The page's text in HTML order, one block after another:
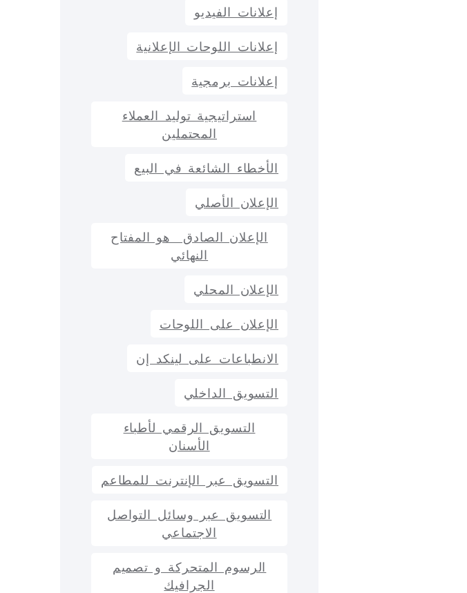
إعلانات الفيديو
إعلانات اللوحات الإعلانية
إعلانات برمجية
استراتيجية توليد العملاء
المحتملين
الأخطاء الشائعة في البيع
الإعلان الأصلي
الإعلان الصادق هو المفتاح
النهائي
الإعلان المحلي
الإعلان على اللوحات
الانطباعات على لينكد إن
التسويق الداخلي
التسويق الرقمي لأطباء
الأسنان
التسويق عبر الإنترنت للمطاعم
التسويق عبر وسائل التواصل
الاجتماعي
الرسوم المتحركة و تصميم
الجرافيك